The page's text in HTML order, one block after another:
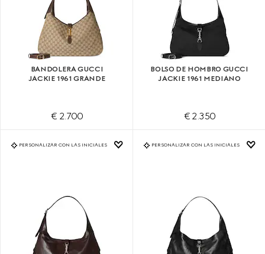
BANDOLERA GUCCI
JACKIE 1961 GRANDE
€ 2.700
BOLSO DE HOMBRO GUCCI
JACKIE 1961 MEDIANO
€ 2.350
PERSONALIZAR CON LAS INICIALES PERSONALIZAR CON LAS INICIALES